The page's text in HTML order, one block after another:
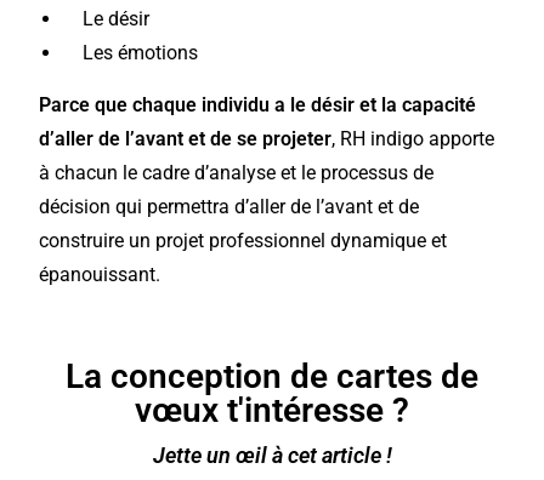
Le désir
Les émotions
Parce que chaque individu a le désir et la capacité
d’aller de l’avant et de se projeter, RH indigo apporte
à chacun le cadre d’analyse et le processus de
décision qui permettra d’aller de l’avant et de
construire un projet professionnel dynamique et
épanouissant.
La conception de cartes de
vœux t'intéresse ?
Jette un œil à cet article !